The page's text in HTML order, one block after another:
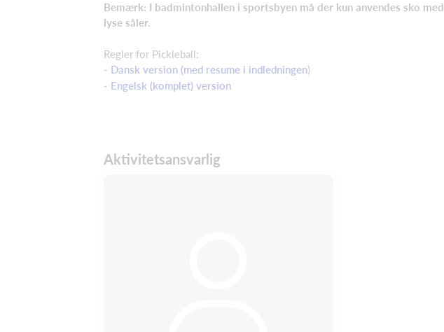
Bemærk: I badmintonhallen i sportsbyen må der kun anvendes sko med
lyse såler.
Regler for Pickleball:
- Dansk version (med resume i indledningen)
- Engelsk (komplet) version
Aktivitetsansvarlig